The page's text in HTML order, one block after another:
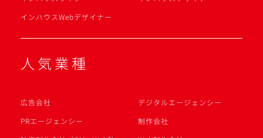
インハウスWebデザイナー
人気業種
広告会社
デジタルエージェンシー
PRエージェンシー
制作会社